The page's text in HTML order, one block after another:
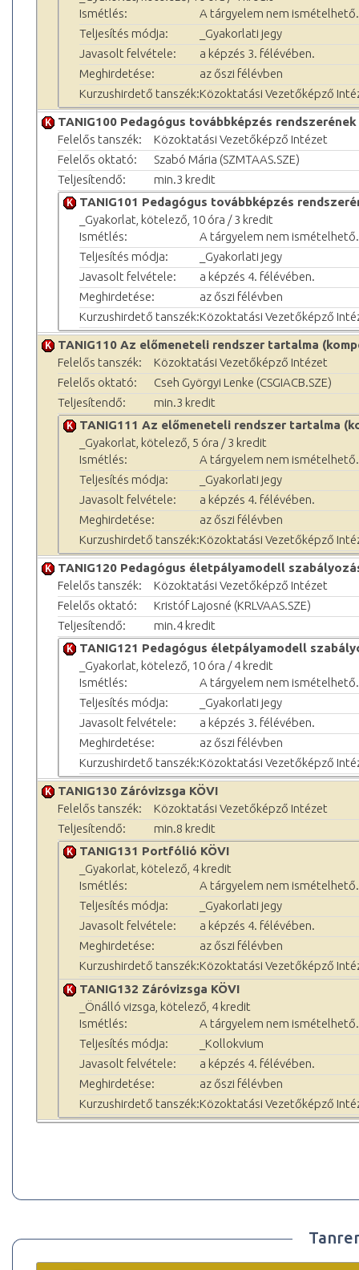
Ismétlés:
A tárgyelem nem ismételhető.
Teljesítés módja:
_Gyakorlati jegy
Javasolt felvétele:
a képzés 3. félévében.
Meghirdetése:
az őszi félévben
Kurzushirdető tanszék:Közoktatási Vezetőképző
TANIG100 Pedagógus továbbképzés
Felelős tanszék:
Közoktatási Vezetőképző Intézet
Felelős oktató:
Szabó Mária (SZMTAAS.SZE)
Teljesítendő:
min.3 kredit
TANIG101 Pedagógus továbbképzés
_Gyakorlat, kötelező, 10 óra / 3 kredit
Ismétlés:
A tárgyelem nem ismételhető.
Teljesítés módja:
_Gyakorlati jegy
Javasolt felvétele:
a képzés 4. félévében.
Meghirdetése:
az őszi félévben
Kurzushirdető tanszék:Közoktatási Vezetőképző
TANIG110 Az előmeneteli rendszer tartalma
Felelős tanszék:
Közoktatási Vezetőképző Intézet
Felelős oktató:
Cseh Györgyi Lenke (CSGIACB.SZE)
Teljesítendő:
min.3 kredit
TANIG111 Az előmeneteli rendszer tartalma
_Gyakorlat, kötelező, 5 óra / 3 kredit
Ismétlés:
A tárgyelem nem ismételhető.
Teljesítés módja:
_Gyakorlati jegy
Javasolt felvétele:
a képzés 4. félévében.
Meghirdetése:
az őszi félévben
Kurzushirdető tanszék:Közoktatási Vezetőképző
TANIG120 Pedagógus életpályamodell
Felelős tanszék:
Közoktatási Vezetőképző Intézet
Felelős oktató:
Kristóf Lajosné (KRLVAAS.SZE)
Teljesítendő:
min.4 kredit
TANIG121 Pedagógus életpályamodell
_Gyakorlat, kötelező, 10 óra / 4 kredit
Ismétlés:
A tárgyelem nem ismételhető.
Teljesítés módja:
_Gyakorlati jegy
Javasolt felvétele:
a képzés 3. félévében.
Meghirdetése:
az őszi félévben
Kurzushirdető tanszék:Közoktatási Vezetőképző
TANIG130 Záróvizsga KÖVI
Felelős tanszék:
Közoktatási Vezetőképző Intézet
Teljesítendő:
min.8 kredit
TANIG131 Portfólió KÖVI
_Gyakorlat, kötelező, 4 kredit
Ismétlés:
A tárgyelem nem ismételhető.
Teljesítés módja:
_Gyakorlati jegy
Javasolt felvétele:
a képzés 4. félévében.
Meghirdetése:
az őszi félévben
Kurzushirdető tanszék:Közoktatási Vezetőképző
TANIG132 Záróvizsga KÖVI
_Önálló vizsga, kötelező, 4 kredit
Ismétlés:
A tárgyelem nem ismételhető.
Teljesítés módja:
_Kollokvium
Javasolt felvétele:
a képzés 4. félévében.
Meghirdetése:
az őszi félévben
Kurzushirdető tanszék:Közoktatási Vezetőképző